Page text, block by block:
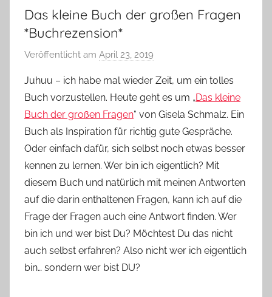
Lifestyle,
Rezensionen,
Produkttests
und
mehr
Das kleine Buch der großen Fragen
*Buchrezension*
Veröffentlicht am April 23, 2019
n
Y
v
o
n
n
e
Juhuu – ich habe mal wieder Zeit, um ein tolles
Buch vorzustellen. Heute geht es um „Das kleine
Buch der großen Fragen“ von Gisela Schmalz. Ein
Buch als Inspiration für richtig gute Gespräche.
Oder einfach dafür, sich selbst noch etwas besser
kennen zu lernen. Wer bin ich eigentlich? Mit
diesem Buch und natürlich mit meinen Antworten
auf die darin enthaltenen Fragen, kann ich auf die
Frage der Fragen auch eine Antwort finden. Wer
bin ich und wer bist Du? Möchtest Du das nicht
auch selbst erfahren? Also nicht wer ich eigentlich
bin… sondern wer bist DU?